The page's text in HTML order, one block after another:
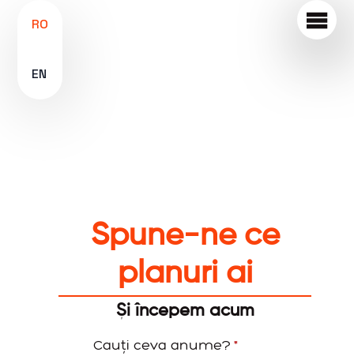
RO
EN
Spune-ne ce
planuri ai
Și începem acum
Cauți ceva anume? *